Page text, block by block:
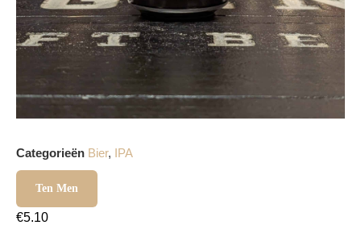
Categorieën Bier, IPA
Ten Men
€5.10